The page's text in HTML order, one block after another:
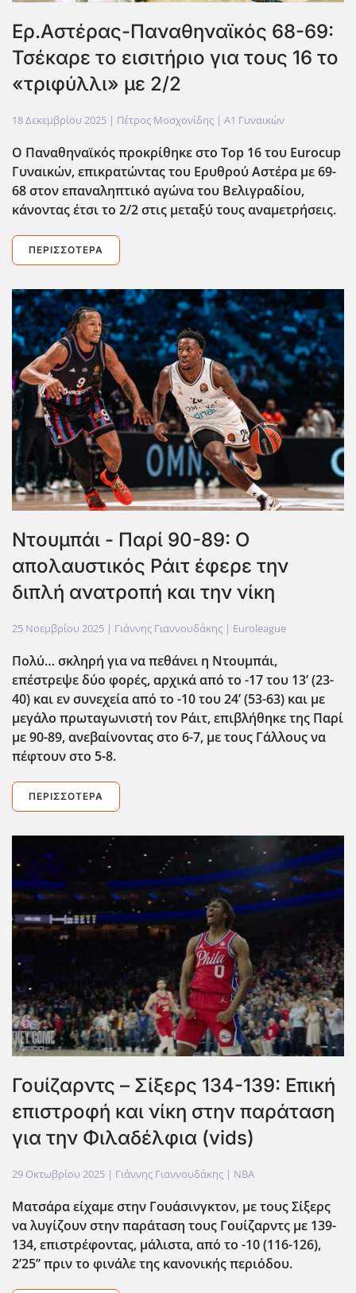
Ερ.Αστέρας-Παναθηναϊκός 68-69:
Τσέκαρε το εισιτήριο για τους 16 το
«τριφύλλι» με 2/2
18 Δεκεμβρίου 2025 | Πέτρος Μοσχονίδης | Α1 Γυναικών
Ο Παναθηναϊκός προκρίθηκε στο Top 16 του Eurocup
Γυναικών, επικρατώντας του Ερυθρού Αστ΄ερα με 69-
68 στον επαναληπτικό αγώνα του Βελιγραδίου,
κάνοντας έτσι το 2/2 στις μεταξύ τους αναμετρήσεις.
ΠΕΡΙΣΣΌΤΕΡΑ
Ντουμπάι - Παρί 90-89: Ο
απολαυστικός Ράιτ έφερε την
διπλή ανατροπή και την νίκη
25 Νοεμβρίου 2025 | Γιάννης Γιαννουδάκης | Euroleague
Πολύ… σκληρή για να πεθάνει η Ντουμπάι,
επέστρεψε δύο φορές, αρχικά από το -17 του 13’ (23-
40) και εν συνεχεία από το -10 του 24’ (53-63) και με
μεγάλο πρωταγωνιστή τον Ράιτ, επιβλήθηκε της Παρί
με 90-89, ανεβαίνοντας στο 6-7, με τους Γάλλους να
πέφτουν στο 5-8.
ΠΕΡΙΣΣΌΤΕΡΑ
Γουίζαρντς – Σίξερς 134-139: Επική
επιστροφή και νίκη στην παράταση
για την Φιλαδέλφια (vids)
29 Οκτωβρίου 2025 | Γιάννης Γιαννουδάκης | NBA
Ματσάρα είχαμε στην Γουάσινγκτον, με τους Σίξερς
να λυγίζουν στην παράταση τους Γουίζαρντς με 139-
134, επιστρέφοντας, μάλιστα, από το -10 (116-126),
2’25’’ πριν το φινάλε της κανονικής περιόδου.